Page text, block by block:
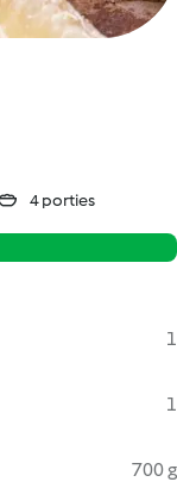
4 porties
1
1
700 g